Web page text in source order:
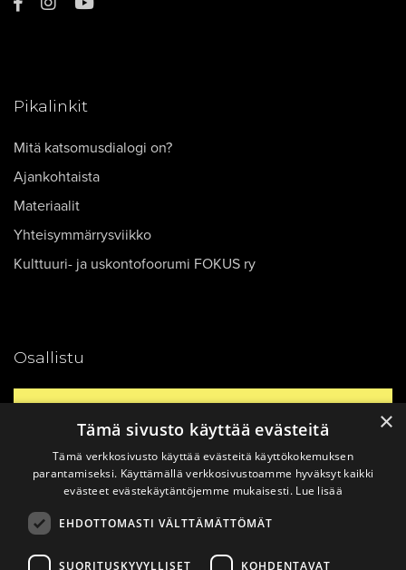
Pikalinkit
Mitä katsomusdialogi on?
Ajankohtaista
Materiaalit
Yhteisymmärrysviikko
Kulttuuri- ja uskontofoorumi FOKUS ry
Osallistu
Ajankohtaista
Vinkkaa materiaali!
×
Tämä sivusto käyttää evästeitä
Tämä verkkosivusto käyttää evästeitä käyttökokemuksen
parantamiseksi. Käyttämällä verkkosivustoamme hyväksyt kaikki
evästeet evästekäytäntöjemme mukaisesti. Lue lisää
EHDOTTOMASTI VÄLTTÄMÄTTÖMÄT
SUORITUSKYVYLLISET KOHDENTAVAT